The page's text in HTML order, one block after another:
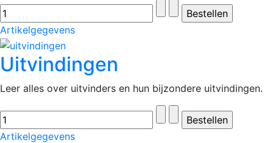
Artikelgegevens
Uitvindingen
Leer alles over uitvinders en hun bijzondere uitvindingen.
Artikelgegevens